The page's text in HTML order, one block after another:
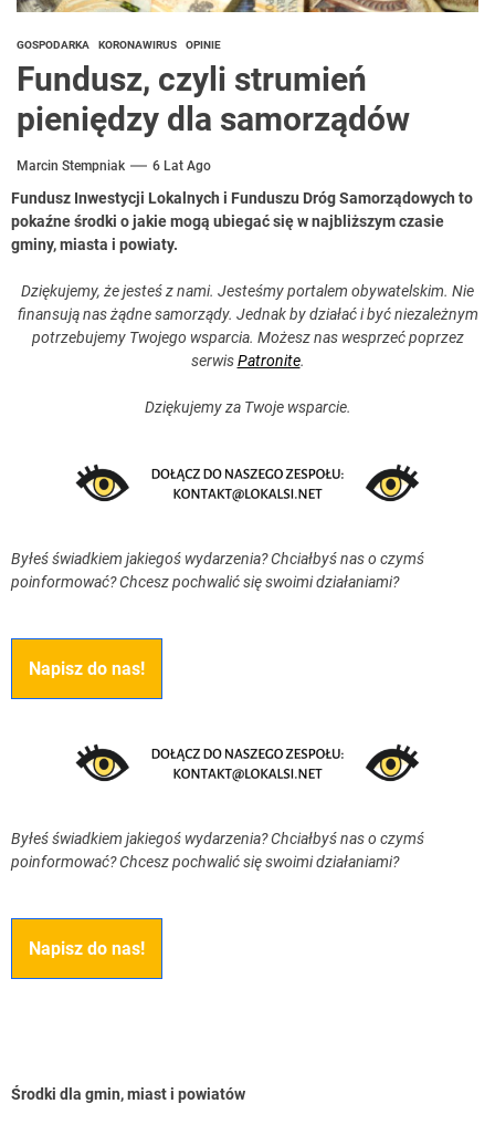
GOSPODARKA KORONAWIRUS OPINIE
Fundusz, czyli strumień
pieniędzy dla samorządów
Marcin Stempniak 6 Lat Ago
Fundusz Inwestycji Lokalnych i Funduszu Dróg Samorządowych to
pokaźne środki o jakie mogą ubiegać się w najbliższym czasie
gminy, miasta i powiaty.
Dziękujemy, że jesteś z nami. Jesteśmy portalem obywatelskim. Nie
finansują nas żądne samorządy. Jednak by działać i być niezależnym
potrzebujemy Twojego wsparcia. Możesz nas wesprzeć poprzez
serwisPatronite.
Dziękujemy za Twoje wsparcie.
Byłeś świadkiem jakiegoś wydarzenia? Chciałbyś nas o czymś
poinformować? Chcesz pochwalić się swoimi działaniami?
Napisz do nas!
Byłeś świadkiem jakiegoś wydarzenia? Chciałbyś nas o czymś
poinformować? Chcesz pochwalić się swoimi działaniami?
Napisz do nas!
Środki dla gmin, miast i powiatów